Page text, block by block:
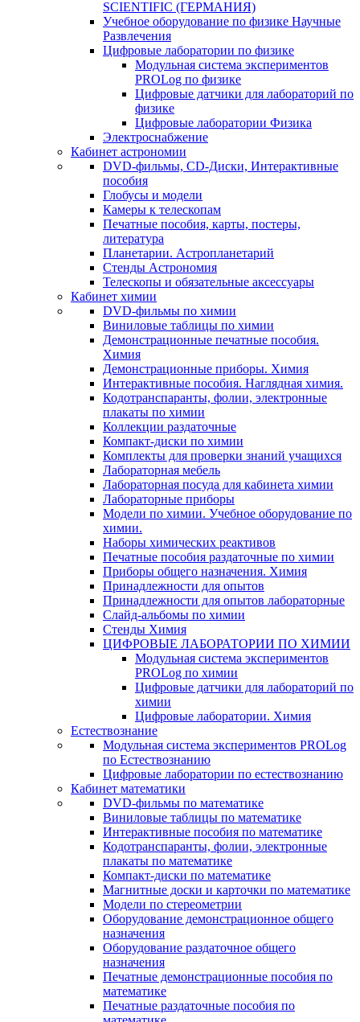
SCIENTIFIC (ГЕРМАНИЯ)
Учебное оборудование по физике Научные
Развлечения
Цифровые лаборатории по физике
Модульная система экспериментов
PROLog по физике
Цифровые датчики для лабораторий по
физике
Цифровые лаборатории Физика
Электроснабжение
Кабинет астрономии
DVD-фильмы, CD-Диски, Интерактивные
пособия
Глобусы и модели
Камеры к телескопам
Печатные пособия, карты, постеры,
литература
Планетарии. Астропланетарий
Стенды Астрономия
Телескопы и обязательные аксессуары
Кабинет химии
DVD-фильмы по химии
Виниловые таблицы по химии
Демонстрационные печатные пособия.
Химия
Демонстрационные приборы. Химия
Интерактивные пособия. Наглядная химия.
Кодотранспаранты, фолии, электронные
плакаты по химии
Коллекции раздаточные
Компакт-диски по химии
Комплекты для проверки знаний учащихся
Лабораторная мебель
Лабораторная посуда для кабинета химии
Лабораторные приборы
Модели по химии. Учебное оборудование по
химии.
Наборы химических реактивов
Печатные пособия раздаточные по химии
Приборы общего назначения. Химия
Принадлежности для опытов
Принадлежности для опытов лабораторные
Слайд-альбомы по химии
Стенды Химия
ЦИФРОВЫЕ ЛАБОРАТОРИИ ПО ХИМИИ
Модульная система экспериментов
PROLog по химии
Цифровые датчики для лабораторий по
химии
Цифровые лаборатории. Химия
Естествознание
Модульная система экспериментов PROLog
по Естествознанию
Цифровые лаборатории по естествознанию
Кабинет математики
DVD-фильмы по математике
Виниловые таблицы по математике
Интерактивные пособия по математике
Кодотранспаранты, фолии, электронные
плакаты по математике
Компакт-диски по математике
Магнитные доски и карточки по математике
Модели по стереометрии
Оборудование демонстрационное общего
назначения
Оборудование раздаточное общего
назначения
Печатные демонстрационные пособия по
математике
Печатные раздаточные пособия по